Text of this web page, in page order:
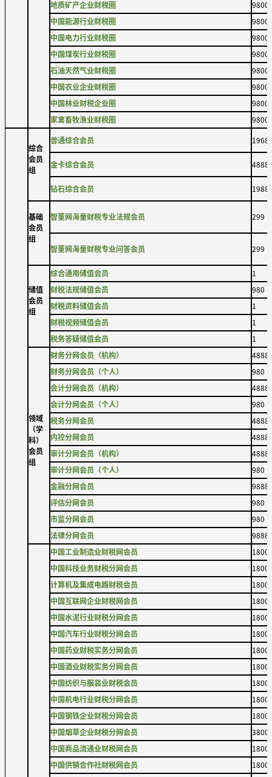
地质矿产企业财税圈
9800
中国能源行业财税圈
9800
中国电力行业财税圈
9800
中国煤炭行业财税圈
9800
石油天然气业财税圈
9800
中国农业企业财税圈
9800
中国林业财税企业圈
9800
家禽畜牧渔业财税圈
9800
综合
会员
组
普通综合会员 1968
金卡综合会员 4888
钻石综合会员
基础
会员
组
智董网海量财税专业法规会员 299
智董网海量财税专业问答会员 299
储值
会员
组
综合通用储值会员
1
财税法规储值会员
980
财税资料储值会员
1
财税视频储值会员
1
税务答疑储值会员
1
领域
（学
科）
会员
组
财务分网会员（机构）
4888
财务分网会员（个人）
980
会计分网会员（机构）
4888
会计分网会员（个人）
980
税务分网会员
4888
内控分网会员
4888
审计分网会员（机构）
4888
审计分网会员（个人）
980
金融分网会员
9888
评估分网会员
980
市监分网会员
980
法律分网会员
9888
中国工业制造业财税网会员
1800
中国科技业务财税分网会员
1800
计算机及集成电路财税会员
1800
中国互联网企业财税网会员
1800
中国水泥行业财税分网会员
1800
中国汽车行业财税分网会员
1800
中国药业财税实务分网会员
1800
中国酒业财税实务分网会员
1800
中国纺织与服装业财税会员
1800
中国机电行业财税分网会员
1800
中国钢铁企业财税分网会员
1800
中国烟草企业财税分网会员
3800
中国商品流通业财税网会员
1800
中国供销合作社财税网会员
1800